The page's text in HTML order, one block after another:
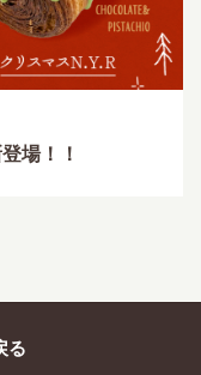
場！！
る